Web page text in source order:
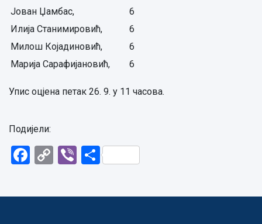
Јован Џамбас,
6
Илија Станимировић,
6
Милош Којадиновић,
6
Марија Сарафијановић,
6
Упис оцјена петак 26. 9. у 11 часова.
Подијели:
Facebook
CopyViberShare